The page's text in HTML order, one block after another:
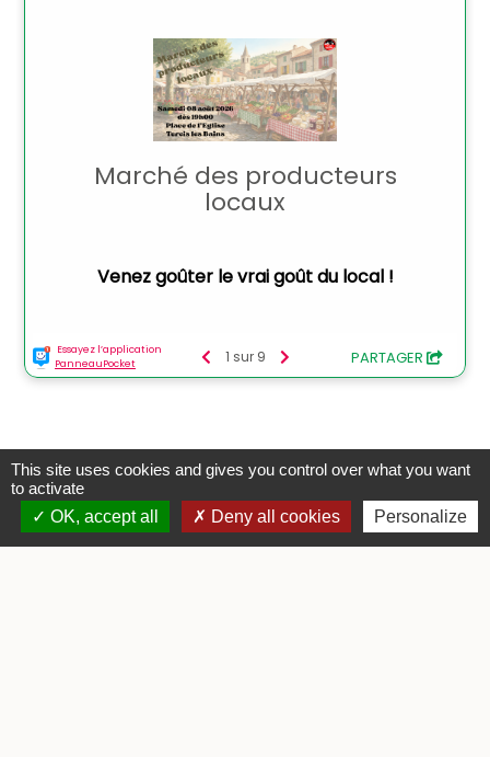
Commune de Tercis-les-Bains
3 rue de la Mairie
This site uses cookies and gives you control over what you want
to activate
OK, accept all
Deny all cookies Personalize